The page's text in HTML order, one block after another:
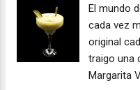
El mundo
cada vez
original
traigo una
Margarita